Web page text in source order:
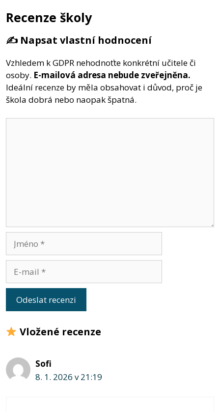
Recenze školy
Vložené recenze
Sofi
8. 1. 2026 v 21:19
✍️ Napsat vlastní hodnocení
Vzhledem k GDPR nehodnoťte konkrétní učitele či
osoby. E-mailová adresa nebude zveřejněna.
Ideální recenze by měla obsahovat i důvod, proč je
škola dobrá nebo naopak špatná.
mail